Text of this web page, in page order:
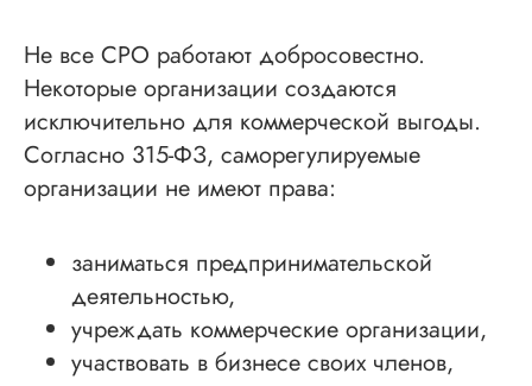
Не все СРО работают добросовестно.
Некоторые организации создаются
исключительно для коммерческой выгоды.
Согласно 315-ФЗ, саморегулируемые
организации не имеют права:
заниматься предпринимательской
деятельностью,
учреждать коммерческие организации,
участвовать в бизнесе своих членов,